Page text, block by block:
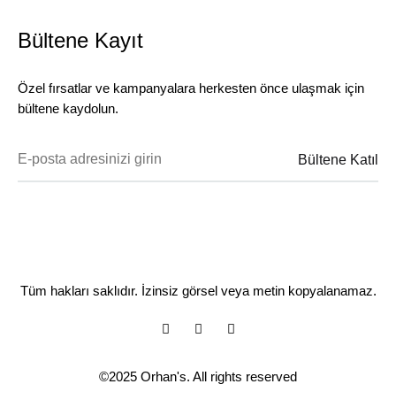
Bültene Kayıt
Özel fırsatlar ve kampanyalara herkesten önce ulaşmak için
bültene kaydolun.
FacebookInstagramYoutube
©2025 Orhan's. All rights reserved
Tüm hakları saklıdır. İzinsiz görsel veya metin kopyalanamaz.